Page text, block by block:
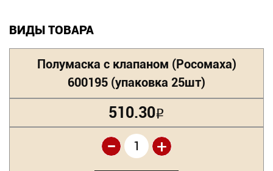
ВИДЫ ТОВАРА
Полумаска с клапаном (Росомаха)
600195 (упаковка 25шт)
510.30Р
+
-